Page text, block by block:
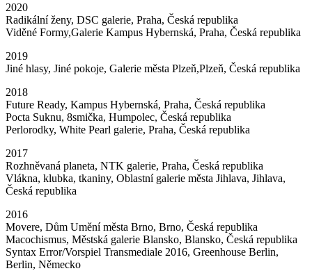
2020
Radikální ženy, DSC galerie, Praha, Česká republika
Viděné Formy,Galerie Kampus Hybernská, Praha, Česká republika
2019
Jiné hlasy, Jiné pokoje, Galerie města Plzeň,Plzeň, Česká republika
2018
Future Ready, Kampus Hybernská, Praha, Česká republika
Pocta Suknu, 8smička, Humpolec, Česká republika
Perlorodky, White Pearl galerie, Praha, Česká republika
2017
Rozhněvaná planeta, NTK galerie, Praha, Česká republika
Vlákna, klubka, tkaniny, Oblastní galerie města Jihlava, Jihlava,
Česká republika
2016
Movere, Dům Umění města Brno, Brno, Česká republika
Macochismus, Městská galerie Blansko, Blansko, Česká republika
Syntax Error/Vorspiel Transmediale 2016, Greenhouse Berlin,
Berlin, Německo